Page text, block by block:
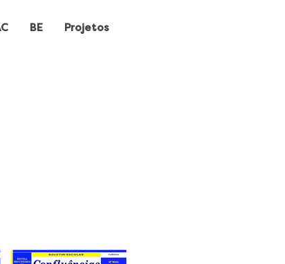
BE Projetos